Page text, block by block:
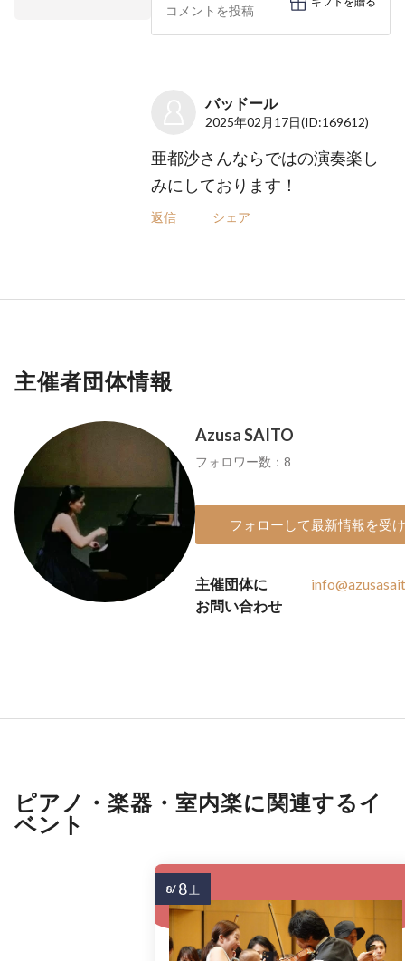
バッドール
2025年02月17日(ID:169612)
亜都沙さんならではの演奏楽し
みにしております！
返信 シェア
主催者団体情報
Azusa SAITO
フォロワー数：8
フォローして最新情報を受
主催団体に
お問い合わせ
ピアノ・楽器・室内楽に関連するイ
ベント
8/ 8土